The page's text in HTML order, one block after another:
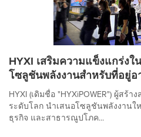
HYXI เสริมความแข็งแกร่งใ
โซลูชันพลังงานสำหรับที่อยู่อ
HYXI (เดิมชื่อ "HYXiPOWER") ผู้สร้
ระดับโลก นำเสนอโซลูชันพลังงาน
ธุรกิจ และสาธารณูปโภค...